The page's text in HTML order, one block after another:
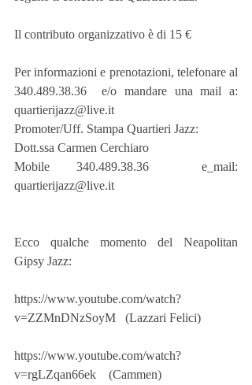
Il contributo organizzativo è di 15 €
Per informazioni e prenotazioni, telefonare al
340.489.38.36  e/o mandare una mail a:
quartierijazz@live.it
Promoter/Uff. Stampa Quartieri Jazz:
Dott.ssa Carmen Cerchiaro
Mobile 340.489.38.36  e_mail:
quartierijazz@live.it
Ecco qualche momento del Neapolitan
Gipsy Jazz:
https://www.youtube.com/watch?
v=ZZMnDNzSoyM   (Lazzari Felici)
https://www.youtube.com/watch?
v=rgLZqan66ek    (Cammen)